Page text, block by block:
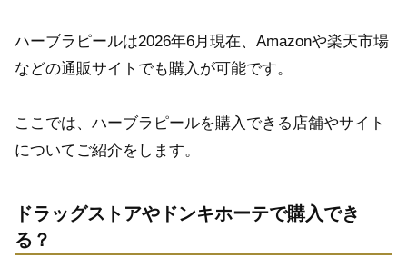
ハーブラピールは2026年6月現在、Amazonや楽天市場
などの通販サイトでも購入が可能です。
ここでは、ハーブラピールを購入できる店舗やサイト
についてご紹介をします。
ドラッグストアやドンキホーテで購入でき
る？